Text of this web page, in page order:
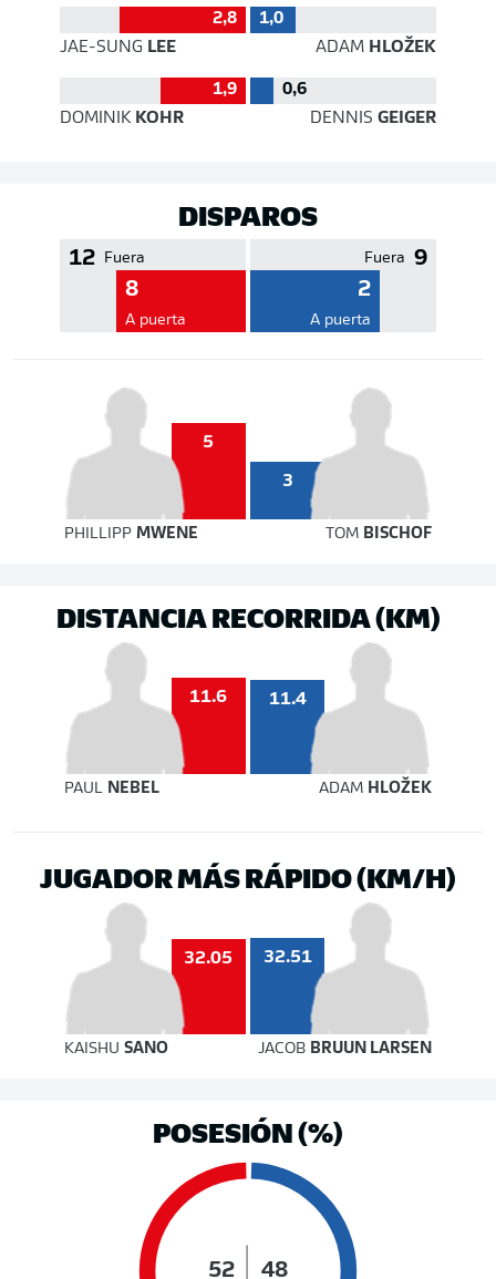
2,8
1,0
JAE-SUNG LEE ADAMHLOŽEK
1,9
0,6
DOMINIK KOHR DENNIS GEIGER
DISPAROS
12 Fuera
8
A puerta
9
Fuera
2
A puerta
5
3
PHILLIPP MWENE TOM BISCHOF
DISTANCIA RECORRIDA (KM)
11.6 11.4
PAUL NEBEL ADAM HLOŽEK
JUGADOR MÁS RÁPIDO (KM/H)
32.05 32.51
KAISHU SANO JACOB BRUUN LARSEN
POSESIÓN (%)
52 48